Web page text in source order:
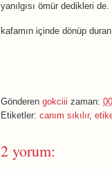
yanılgısı ömür dedikleri
kafamın içinde dönüp
Gönderen gokciii zaman:
Etiketler: canım sıkılır,
2 yorum: